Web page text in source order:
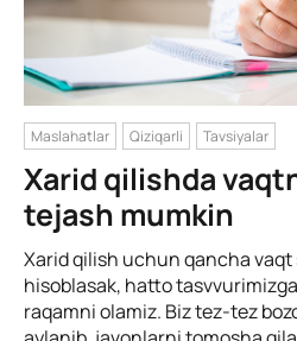
Maslahatlar Qiziqarli Tavsiyalar
Xarid qilishda
tejash mumkin
Xarid qilish uchun qancha
hisoblasak, hatto
raqamni olamiz. Biz tez-tez